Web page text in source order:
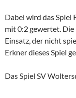
Dabei wird das Spiel
mit 0:2 gewertet.
Einsatz, der nicht
Erkner dieses Spiel
Das Spiel SV